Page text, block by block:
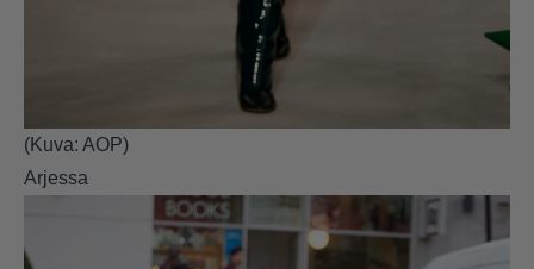
(Kuva: AOP)
Arjessa